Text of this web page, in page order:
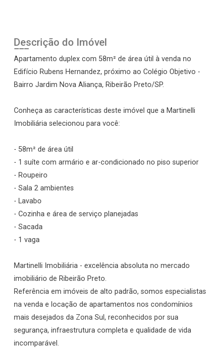
Descrição do Imóvel
Apartamento duplex com 58m² de área útil à venda no
Edifício Rubens Hernandez, próximo ao Colégio Objetivo -
Bairro Jardim Nova Aliança, Ribeirão Preto/SP.
Conheça as características deste imóvel que a Martinelli
Imobiliária selecionou para você:
- 58m² de área útil
- 1 suíte com armário e ar-condicionado no piso superior
- Roupeiro
- Sala 2 ambientes
- Lavabo
- Cozinha e área de serviço planejadas
- Sacada
- 1 vaga
Martinelli Imobiliária - excelência absoluta no mercado
imobiliário de Ribeirão Preto.
Referência em imóveis de alto padrão, somos especialistas
na venda e locação de apartamentos nos condomínios
mais desejados da Zona Sul, reconhecidos por sua
segurança, infraestrutura completa e qualidade de vida
incomparável.